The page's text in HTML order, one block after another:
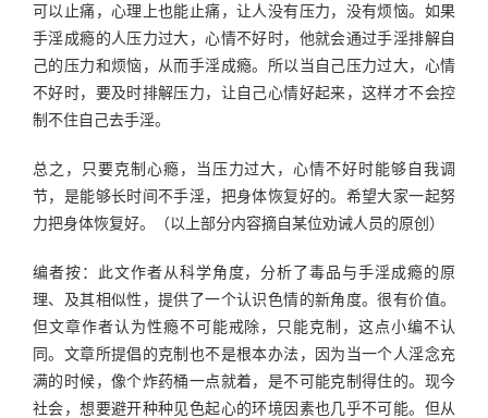
可以止痛，心理上也能止痛，让人没有压力，没有烦恼。如果
手淫成瘾的人压力过大，心情不好时，他就会通过手淫排解自
己的压力和烦恼，从而手淫成瘾。所以当自己压力过大，心情
不好时，要及时排解压力，让自己心情好起来，这样才不会控
制不住自己去手淫。
总之，只要克制心瘾，当压力过大，心情不好时能够自我调
节，是能够长时间不手淫，把身体恢复好的。希望大家一起努
力把身体恢复好。（以上部分内容摘自某位劝诫人员的原创）
编者按：此文作者从科学角度，分析了毒品与手淫成瘾的原
理、及其相似性，提供了一个认识色情的新角度。很有价值。
但文章作者认为性瘾不可能戒除，只能克制，这点小编不认
同。文章所提倡的克制也不是根本办法，因为当一个人淫念充
满的时候，像个炸药桶一点就着，是不可能克制得住的。现今
社会，想要避开种种见色起心的环境因素也几乎不可能。但从